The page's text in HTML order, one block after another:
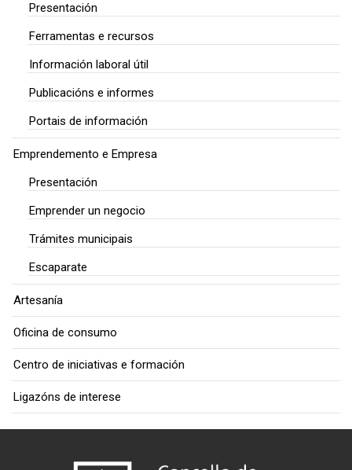
Presentación
Ferramentas e recursos
Información laboral útil
Publicacións e informes
Portais de información
Emprendemento e Empresa
Presentación
Emprender un negocio
Trámites municipais
Escaparate
Artesanía
Oficina de consumo
Centro de iniciativas e formación
Ligazóns de interese